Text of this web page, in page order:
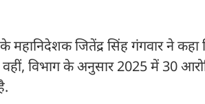
महानिदेशक जितेंद्र सिंह गंगवार ने कहा
विभाग के अनुसार 2025 में 30